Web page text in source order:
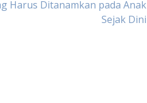
Harus Ditanamkan pada Anak
Sejak Dini